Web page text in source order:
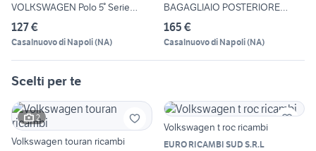
VOLKSWAGEN Polo 5° Serie
6R08230
127 €
Casalnuovo di Napoli(NA)
BAGAGLIAIO POSTERIORE
COMPLETO V
165 €
Casalnuovo di Napoli(NA)
Scelti per te
2
Volkswagen touran ricambi
Volkswagen t roc ricambi
EURO RICAMBI SUD S.R.L